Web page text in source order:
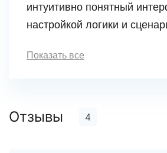
интуитивно понятный
настройкой логики и
Показать все
Отзывы 4